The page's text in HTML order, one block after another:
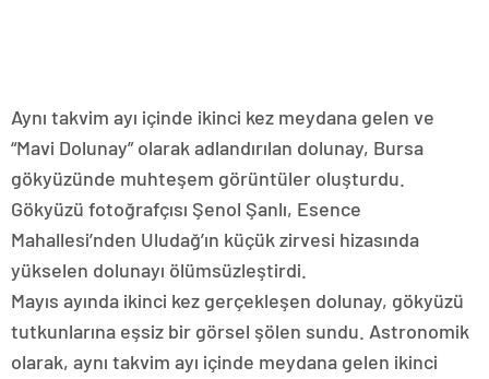
Aynı takvim ayı içinde ikinci kez meydana gelen ve
“Mavi Dolunay” olarak adlandırılan dolunay, Bursa
gökyüzünde muhteşem görüntüler oluşturdu.
Gökyüzü fotoğrafçısı Şenol Şanlı, Esence
Mahallesi’nden Uludağ’ın küçük zirvesi hizasında
yükselen dolunayı ölümsüzleştirdi.
Mayıs ayında ikinci kez gerçekleşen dolunay, gökyüzü
tutkunlarına eşsiz bir görsel şölen sundu. Astronomik
olarak, aynı takvim ayı içinde meydana gelen ikinci